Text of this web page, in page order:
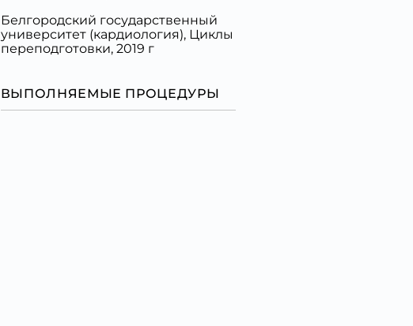
Белгородский государственный
университет (кардиология), Циклы
переподготовки, 2019 г
ВЫПОЛНЯЕМЫЕ ПРОЦЕДУРЫ